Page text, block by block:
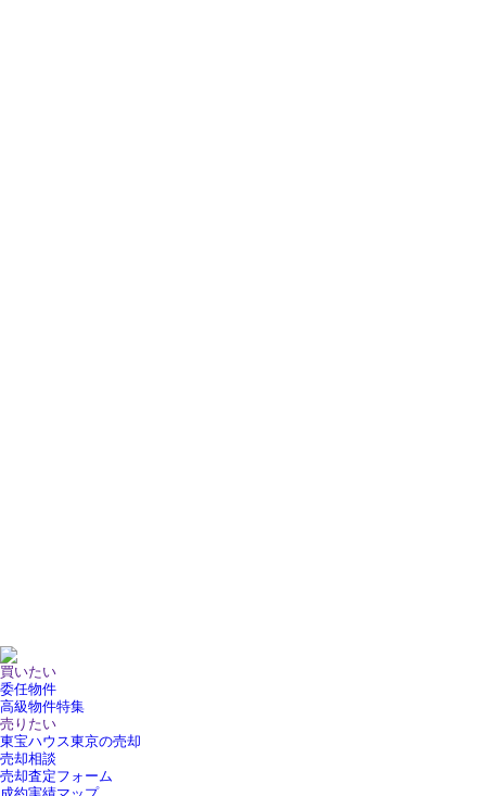
買いたい
委任物件
高級物件特集
売りたい
東宝ハウス東京の売却
売却相談
売却査定フォーム
成約実績マップ